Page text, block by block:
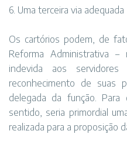
6. Uma terceira via adequada
Os cartórios podem, de
Reforma Administrativa
indevida aos
reconhecimento de suas
delegada da função.
sentido, seria primordial
realizada para a proposição